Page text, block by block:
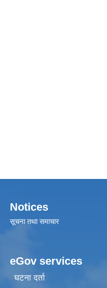
Notices
सूचना तथा समाचार
eGov services
घटना दर्ता